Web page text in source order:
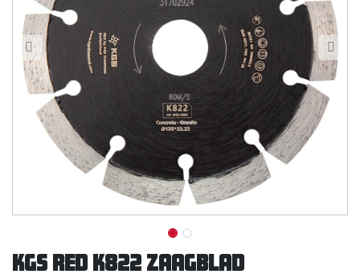
KGS Red K822 zaagblad